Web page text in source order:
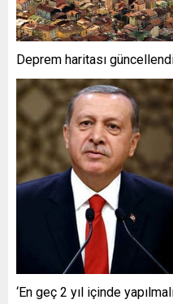
Deprem haritası
‘En geç 2 yıl içinde